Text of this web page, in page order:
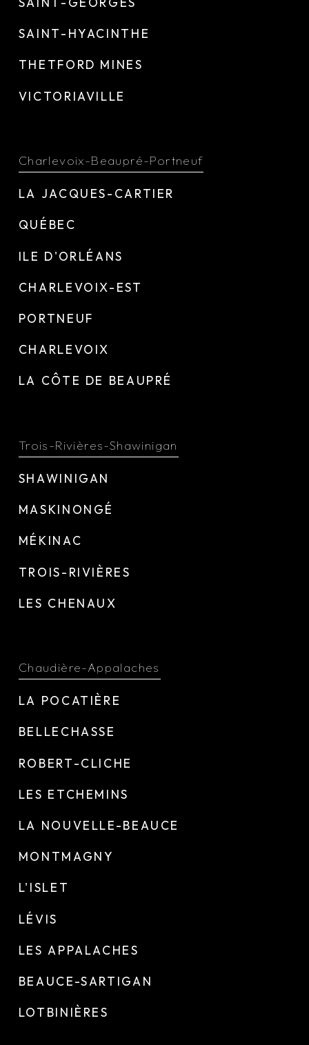
SAINT-HYACINTHE
THETFORD MINES
VICTORIAVILLE
Charlevoix-Beaupré-Portneuf
LA JACQUES-CARTIER
QUÉBEC
ILE D'ORLÉANS
CHARLEVOIX-EST
PORTNEUF
CHARLEVOIX
LA CÔTE DE BEAUPRÉ
Trois-Rivières-Shawinigan
SHAWINIGAN
MASKINONGÉ
MÉKINAC
TROIS-RIVIÈRES
LES CHENAUX
Chaudière-Appalaches
LA POCATIÈRE
BELLECHASSE
ROBERT-CLICHE
LES ETCHEMINS
LA NOUVELLE-BEAUCE
MONTMAGNY
L'ISLET
LÉVIS
LES APPALACHES
BEAUCE-SARTIGAN
LOTBINIÈRES